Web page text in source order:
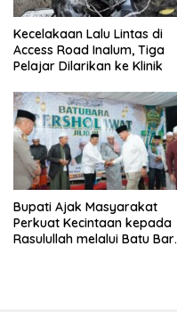
Kecelakaan Lalu Lintas di
Access Road Inalum, Tiga
Pelajar Dilarikan ke Klinik
Bupati Ajak Masyarakat
Perkuat Kecintaan kepada
Rasulullah melalui Batu